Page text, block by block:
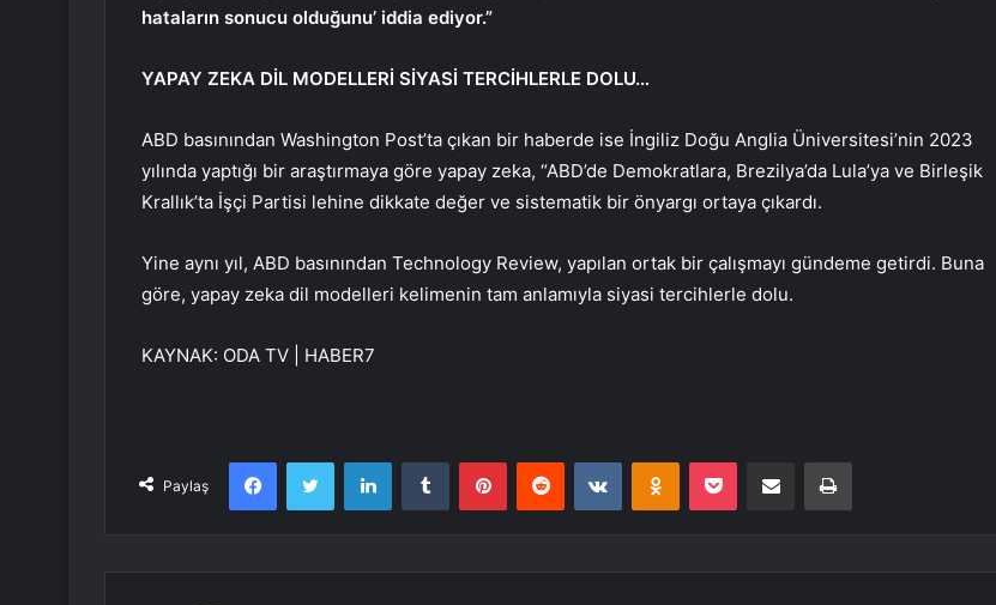
hataların sonucu olduğunu’ iddia ediyor.”
YAPAY ZEKA DİL MODELLERİ SİYASİ TERCİHLERLE DOLU…
ABD basınından Washington Post’ta çıkan bir haberde ise İngiliz Doğu Anglia Üniversitesi’nin 2023
yılında yaptığı bir araştırmaya göre yapay zeka, “ABD’de Demokratlara, Brezilya’da Lula’ya ve Birleşik
Krallık’ta İşçi Partisi lehine dikkate değer ve sistematik bir önyargı ortaya çıkardı.
Yine aynı yıl, ABD basınından Technology Review, yapılan ortak bir çalışmayı gündeme getirdi. Buna
göre, yapay zeka dil modelleri kelimenin tam anlamıyla siyasi tercihlerle dolu.
KAYNAK: ODA TV | HABER7
Paylaş
FacebookTwitter LinkedInTumblr PinterestReddit VKontakteOdnoklassniki
Pocket E-Posta ile paylaş Yazdır